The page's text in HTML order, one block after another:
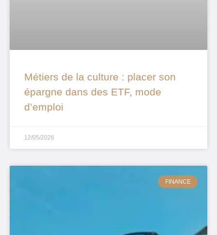
Métiers de la culture : placer son
épargne dans des ETF, mode
d’emploi
12/05/2026
FINANCE